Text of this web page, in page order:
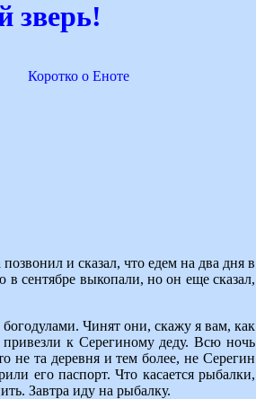
зверь!
Коротко о Еноте
позвонил и сказал, что едем на два дня в
в сентябре выкопали, но он еще сказал,
Чинят они, скажу я вам, как
к Серегиному деду. Всю ночь
не та деревня и тем более, не Серегин
его паспорт. Что касается рыбалки,
Завтра иду на рыбалку.